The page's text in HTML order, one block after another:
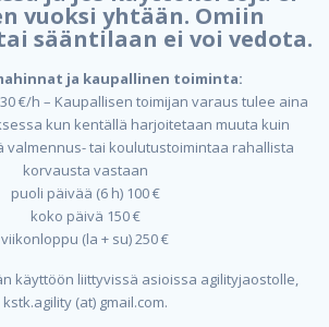
vuoksi yhtään. Omiin
sääntilaan ei voi vedota.
ja kaupallinen toiminta:
€/h – Kaupallisen toimijan varaus tulee aina
kun kentällä harjoitetaan muuta kuin
valmennus- tai koulutustoimintaa rahallista
korvausta vastaan
puoli päivää (6 h) 100 €
koko päivä 150 €
viikonloppu (la + su) 250 €
käyttöön liittyvissä asioissa agilityjaostolle,
kstk.agility (at) gmail.com.